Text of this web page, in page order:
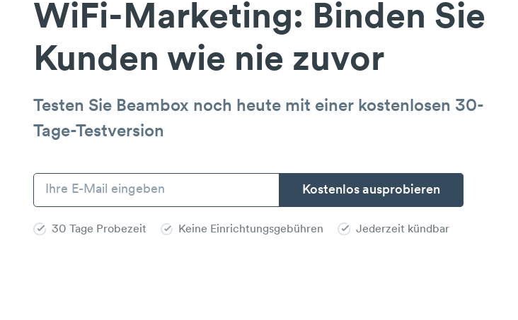
WiFi-Marketing: Binden Sie
Kunden wie nie zuvor
Testen Sie Beambox noch heute mit einer kostenlosen 30-
Tage-Testversion
30 Tage Probezeit Keine Einrichtungsgebühren Jederzeit kündbar